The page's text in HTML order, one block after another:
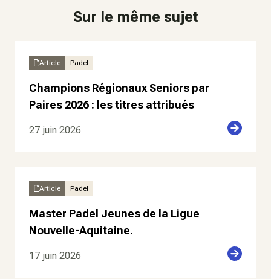
Sur le même sujet
Article Padel
Champions Régionaux Seniors par
Paires 2026 : les titres attribués
27 juin 2026
Article Padel
Master Padel Jeunes de la Ligue
Nouvelle-Aquitaine.
17 juin 2026